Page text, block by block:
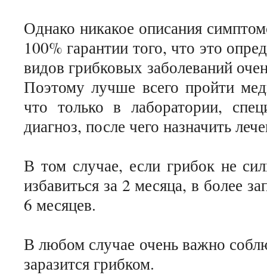
Однако никакое описания
100% гарантии того, что это
видов грибковых заболеваний
Поэтому лучше всего пройти
что только в лаборатории,
диагноз, после чего назначить
В том случае, если грибок не
избавиться за 2 месяца, в более
6 месяцев.
В любом случае очень важно
заразится грибком.